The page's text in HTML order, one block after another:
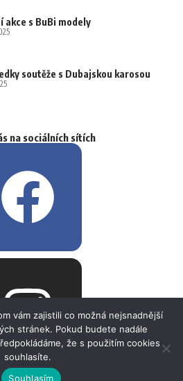
akce s BuBi modely
soutěže s Dubajskou karosou
na sociálních sítích
vám zajistili co možná nejsnadnější
stránek. Pokud budete nadále
že s použitím cookies
souhlasíte.
Souhlasím